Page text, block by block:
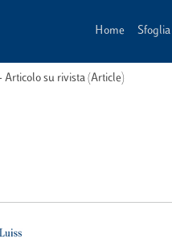
Home Sfoglia
- Articolo su rivista (Article)